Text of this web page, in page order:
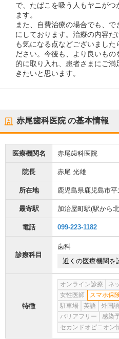
で、たばこを吸う人もヤニがつ
ます。
また、自費治療の場合でも、
にしております。治療の内容
も気になる点などございました
ださい。今後も、より良いも
的に取り入れ、患者さまにご
きたいと思います。
赤尾歯科医院の基本情報
医療機関名 赤尾歯科医院
院長 赤尾 光雄
所在地 鹿児島県鹿児島市平
最寄駅 加治屋町駅(駅から
電話 099-223-1182
診療科目
歯科
近くの医療機関を
特徴
オンライン診療 ネ
女性医師
スマホ保
駐車場
英語 外国語
バリアフリー
感染
セカンドオピニオン